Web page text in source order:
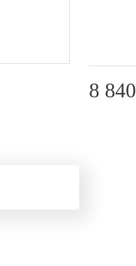
8 840